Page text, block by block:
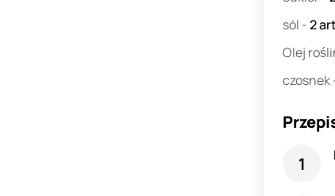
sól -2
Olej
czosnek